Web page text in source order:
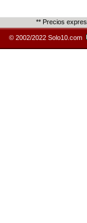
** Precios
© 2002/2022 Solo10.com